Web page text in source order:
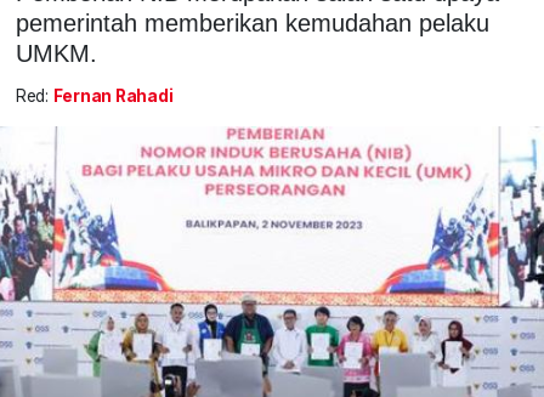
pemerintah memberikan kemudahan pelaku
UMKM.
Red: Fernan Rahadi